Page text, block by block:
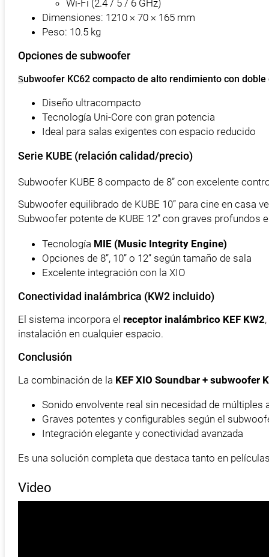
Wi-Fi (2.4 / 5 / 6 GHz)
Dimensiones: 1210 × 70 × 165 mm
Peso: 10.5 kg
Opciones de subwoofer
Subwoofer KC62 compacto de alto rendimiento con
Diseño ultracompacto
Tecnología Uni-Core con gran potencia
Ideal para salas exigentes con espacio reducido
Serie KUBE (relación calidad/precio)
Subwoofer KUBE 8 compacto de 8” con excelente
Subwoofer equilibrado de KUBE 10” para cine en casa
Subwoofer potente de KUBE 12” con graves profundos
Tecnología MIE (Music Integrity Engine)
Opciones de 8”, 10” o 12” según tamaño de sala
Excelente integración con la XIO
Conectividad inalámbrica (KW2 incluido)
El sistema incorpora el receptor inalámbrico KEF KW2
instalación en cualquier espacio.
Conclusión
La combinación de la KEF XIO Soundbar + subwoofer
Sonido envolvente real sin necesidad de múltiples
Graves potentes y configurables según el
Integración elegante y conectividad avanzada
Es una solución completa que destaca tanto en
Video